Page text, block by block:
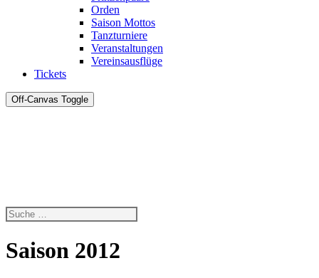
Orden
Saison Mottos
Tanzturniere
Veranstaltungen
Vereinsausflüge
Tickets
Off-Canvas Toggle
Saison 2012